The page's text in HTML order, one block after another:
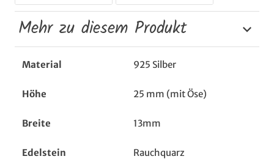
Mehr zu diesem Produkt
Material 925 Silber
Höhe 25 mm (mit Öse)
Breite 13mm
Edelstein Rauchquarz